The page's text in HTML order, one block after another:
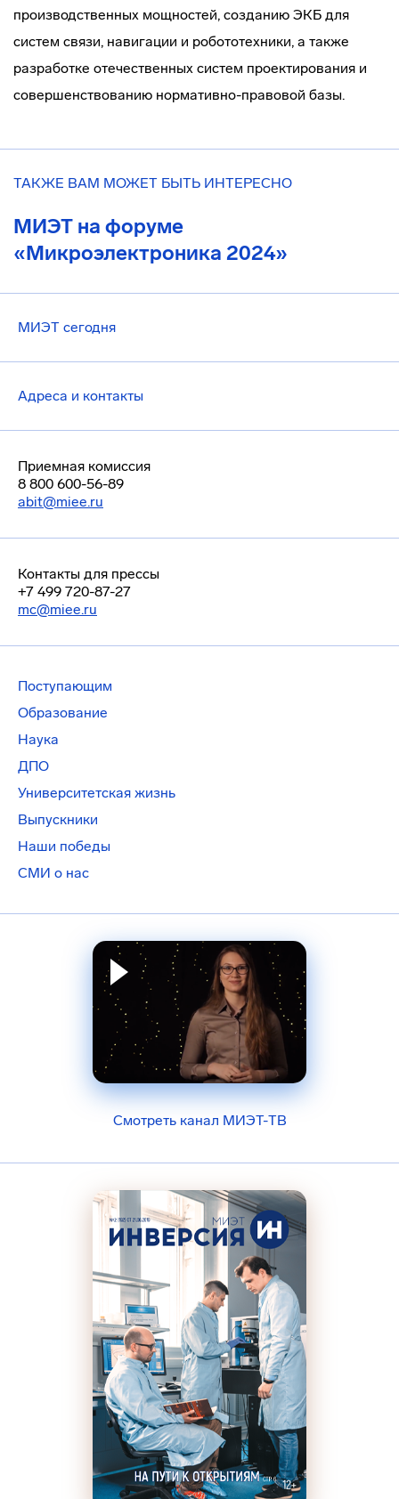
производственных мощностей, созданию ЭКБ для
систем связи, навигации и робототехники, а также
разработке отечественных систем проектирования и
совершенствованию нормативно-правовой базы.
ТАКЖЕ ВАМ МОЖЕТ БЫТЬ ИНТЕРЕСНО
МИЭТ на форуме
«Микроэлектроника 2024»
МИЭТ сегодня
Адреса и контакты
Приемная комиссия
8 800 600-56-89
abit@miee.ru
Контакты для прессы
+7 499 720-87-27
mc@miee.ru
Поступающим
Образование
Наука
ДПО
Университетская жизнь
Выпускники
Наши победы
СМИ о нас
Смотреть канал МИЭТ-ТВ